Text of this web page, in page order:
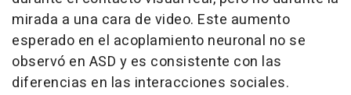
mirada a una cara de video. Este aumento
esperado en el acoplamiento neuronal no se
observó en ASD y es consistente con las
diferencias en las interacciones sociales.